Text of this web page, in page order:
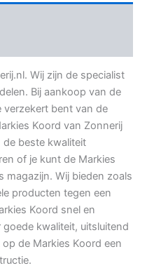
Wij zijn de specialist
Bij aankoop van de
verzekert bent van de
Koord van Zonnerij
de beste kwaliteit
of je kunt de Markies
magazijn. Wij bieden zoals
producten tegen een
Koord snel en
kwaliteit, uitsluitend
de Markies Koord een